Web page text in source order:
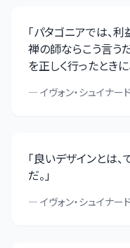
「パタゴニアでは、
禅の師ならこう言う
を正しく行ったときに
— イヴォン・シュイナード
「良いデザインとは、
だ。」
— イヴォン・シュイナード